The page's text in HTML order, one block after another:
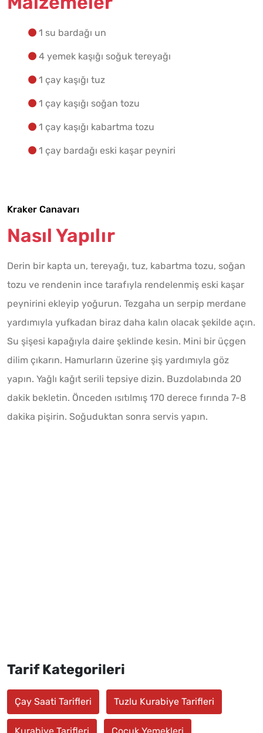
1 su bardağı un
4 yemek kaşığı soğuk tereyağı
1 çay kaşığı tuz
1 çay kaşığı soğan tozu
1 çay kaşığı kabartma tozu
1 çay bardağı eski kaşar peyniri
Kraker Canavarı
Nasıl Yapılır
Derin bir kapta un, tereyağı, tuz, kabartma tozu, soğan
tozu ve rendenin ince tarafıyla rendelenmiş eski kaşar
peynirini ekleyip yoğurun. Tezgaha un serpip merdane
yardımıyla yufkadan biraz daha kalın olacak şekilde açın.
Su şişesi kapağıyla daire şeklinde kesin. Mini bir üçgen
dilim çıkarın. Hamurların üzerine şiş yardımıyla göz
yapın. Yağlı kağıt serili tepsiye dizin. Buzdolabında 20
dakik bekletin. Önceden ısıtılmış 170 derece fırında 7-8
dakika pişirin. Soğuduktan sonra servis yapın.
Tarif Kategorileri
Çay Saati Tarifleri Tuzlu Kurabiye Tarifleri